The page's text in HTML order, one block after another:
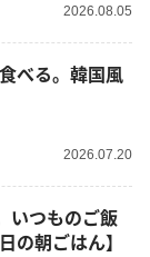
2026.08.05
べる。韓国風
2026.07.20
いつものご飯
の朝ごはん】